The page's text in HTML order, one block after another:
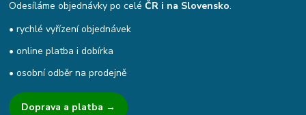
Odesíláme objednávky po celéČR i na Slovensko.
• rychlé vyřízení objednávek
• online platba i dobírka
• osobní odběr na prodejně
Doprava a platba →